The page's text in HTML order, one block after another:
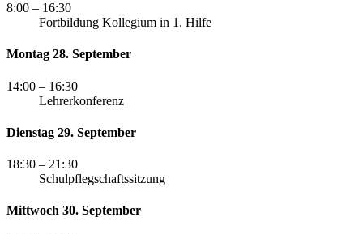
8:00 – 16:30
Fortbildung Kollegium in 1. Hilfe
Montag 28. September
14:00 – 16:30
Lehrerkonferenz
Dienstag 29. September
18:30 – 21:30
Schulpflegschaftssitzung
Mittwoch 30. September